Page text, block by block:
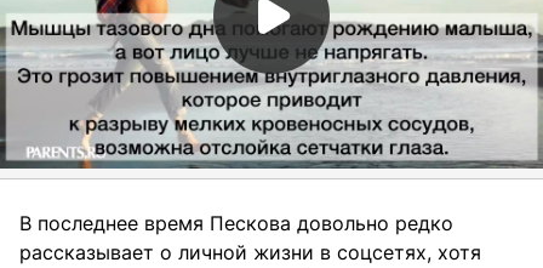
В последнее время Пескова довольно редко
рассказывает о личной жизни в соцсетях, хотя